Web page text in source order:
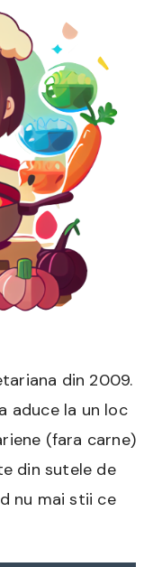
din 2009.
aduce la un loc
(fara carne)
din sutele de
nu mai stii ce